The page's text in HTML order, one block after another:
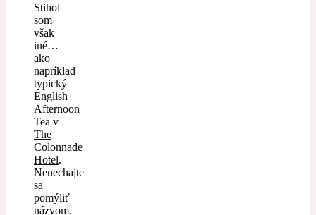
Stihol
som
však
iné…
ako
napríklad
typický
English
Afternoon
Tea v
The
Colonnade
Hotel.
Nenechajte
sa
pomýliť
názvom.